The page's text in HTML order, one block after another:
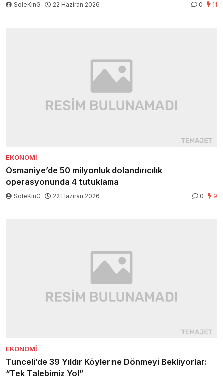
SoleKinG 22 Haziran 2026 0 11
EKONOMI
Osmaniye’de 50 milyonluk dolandırıcılık
operasyonunda 4 tutuklama
SoleKinG 22 Haziran 2026 0 9
EKONOMI
Tunceli’de 39 Yıldır Köylerine Dönmeyi Bekliyorlar:
“Tek Talebimiz Yol”